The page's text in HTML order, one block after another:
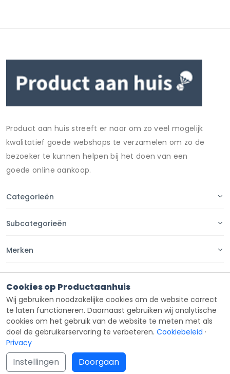
Product aan huis streeft er naar om zo veel mogelijk
kwalitatief goede webshops te verzamelen om zo de
bezoeker te kunnen helpen bij het doen van een
goede online aankoop.
Categorieën
Subcategorieën
Merken
Contact
Copyright © Productaanhuis
Cookies op Productaanhuis
Wij gebruiken noodzakelijke cookies om de website correct
te laten functioneren. Daarnaast gebruiken wij analytische
cookies om het gebruik van de website te meten met als
doel de gebruikerservaring te verbeteren. Cookiebeleid ·
Privacy
Instellingen Doorgaan